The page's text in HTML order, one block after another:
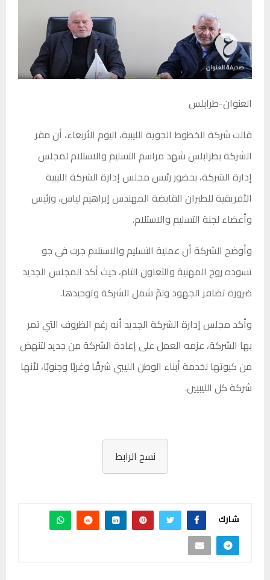
العنوان-طرابلس
قالت شركة الخطوط الجوية الليبية، اليوم الأربعاء، أن مقر
الشركة بطرابلس شهد مراسم التسليم والاستلام لمجلس
إدارة الشركة، بحضور رئيس مجلس إدارة الشركة الليبية
الأفريقية للطيران القابضة المهندس إبراهيم لياس، ورئيس
وأعضاء لجنة التسليم والاستلام.
وأوضح الشركة أن عملية التسليم والاستلام جرت في جو
تسوده روح المهنية والتعاون التام، حيث أكد المجلس الجديد
ضرورة تضافر الجهود ولمّ شمل الشركة وتوحيدها.
وأكد مجلس إدارة الشركة الجديد أنه رغم الظروف التي تمر
بها الشركة، عزمه العمل على إعادة الشركة من جديد لتنهض
من كبوتها لخدمة أبناء الوطن الليبي شرقًا وغربًا وجنوبًا، لأنها
شركة كل الليبيين.
نسخ الرابط
شارك